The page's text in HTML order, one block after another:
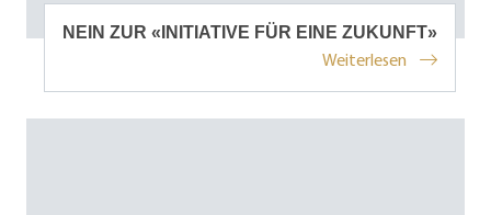
NEIN ZUR «INITIATIVE FÜR EINE ZUKUNFT»
Weiterlesen